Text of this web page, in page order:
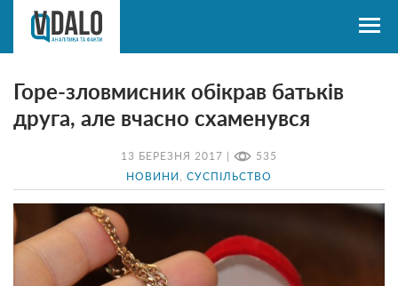
13 БЕРЕЗНЯ 2017 | 535
НОВИНИ СУСПІЛЬСТВО
Горе-зловмисник обікрав батьків
друга, але вчасно схаменувся